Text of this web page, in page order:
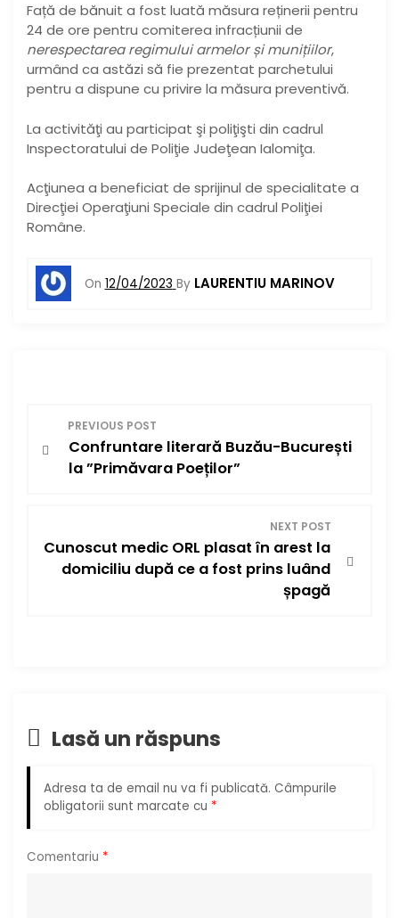
Față de bănuit a fost luată măsura reținerii pentru
24 de ore pentru comiterea infracțiunii de
nerespectarea regimului armelor și munițiilor,
urmând ca astăzi să fie prezentat parchetului
pentru a dispune cu privire la măsura preventivă.
La activităţi au participat şi poliţişti din cadrul
Inspectoratului de Poliţie Judeţean Ialomiţa.
Acţiunea a beneficiat de sprijinul de specialitate a
Direcţiei Operaţiuni Speciale din cadrul Poliţiei
Române.
On 12/04/2023 By LAURENTIU MARINOV
a
î
n
r
PREVIOUS POST
Confruntare literară Buzău-București
la ”Primăvara Poeților”
NEXT POST
Cunoscut medic ORL plasat în arest la
domiciliu după ce a fost prins luând
șpagă
Lasă un răspuns
Adresa ta de email nu va fi publicată. Câmpurile
obligatorii sunt marcate cu *
Comentariu *